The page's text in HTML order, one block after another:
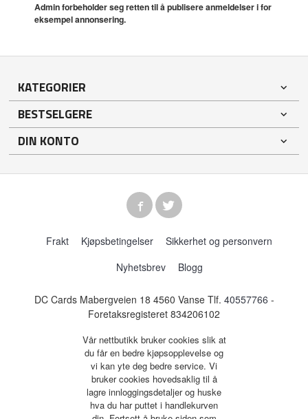
Admin forbeholder seg retten til å publisere anmeldelser i for
eksempel annonsering.
KATEGORIER
BESTSELGERE
DIN KONTO
Frakt Kjøpsbetingelser
Sikkerhet og personvern
Nyhetsbrev
Blogg
DC Cards Mabergveien 18 4560 Vanse Tlf. 40557766 -
Foretaksregisteret 834206102
Vår nettbutikk bruker cookies slik at
du får en bedre kjøpsopplevelse og
vi kan yte deg bedre service. Vi
bruker cookies hovedsaklig til å
lagre innloggingsdetaljer og huske
hva du har puttet i handlekurven